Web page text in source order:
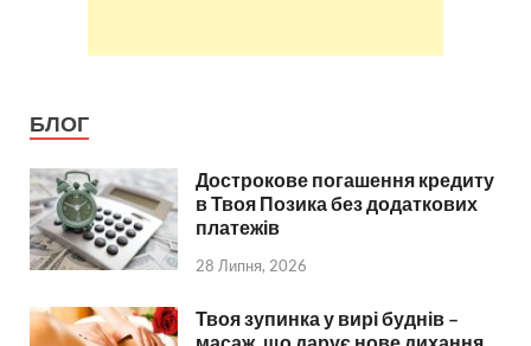
БЛОГ
Дострокове погашення кредиту
в Твоя Позика без додаткових
платежів
28 Липня, 2026
Твоя зупинка у вирі буднів –